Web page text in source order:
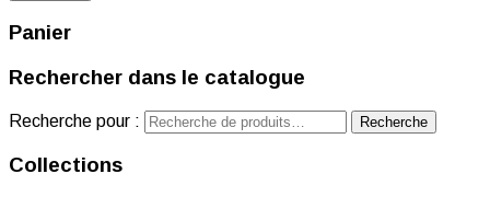
Panier
Rechercher dans le catalogue
Recherche pour : Recherche
Collections